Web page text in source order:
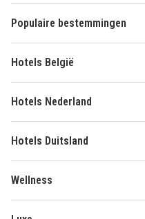
Populaire bestemmingen
Hotels België
Hotels Nederland
Hotels Duitsland
Wellness